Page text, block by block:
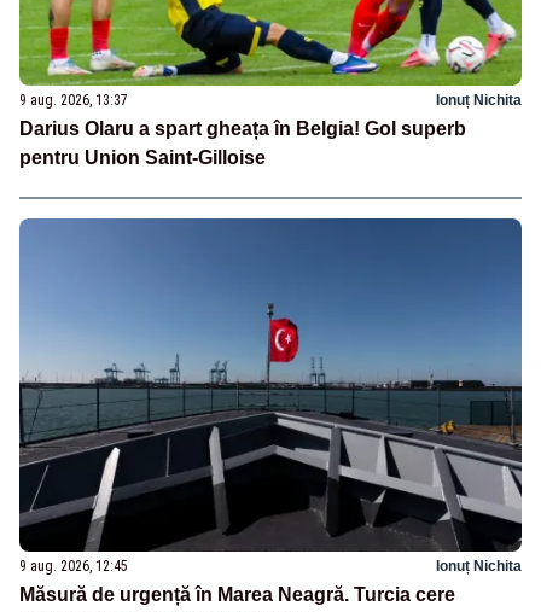
9 aug. 2026, 13:37 Ionuț Nichita
Darius Olaru a spart gheața în Belgia! Gol superb
pentru Union Saint-Gilloise
9 aug. 2026, 12:45 Ionuț Nichita
Măsură de urgență în Marea Neagră. Turcia cere